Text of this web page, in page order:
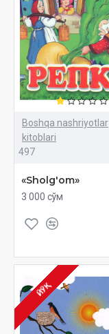
Boshqa nashriyotlar
kitoblari
497
«Sholg'om»
3 000 сўм
ЙЎҚ